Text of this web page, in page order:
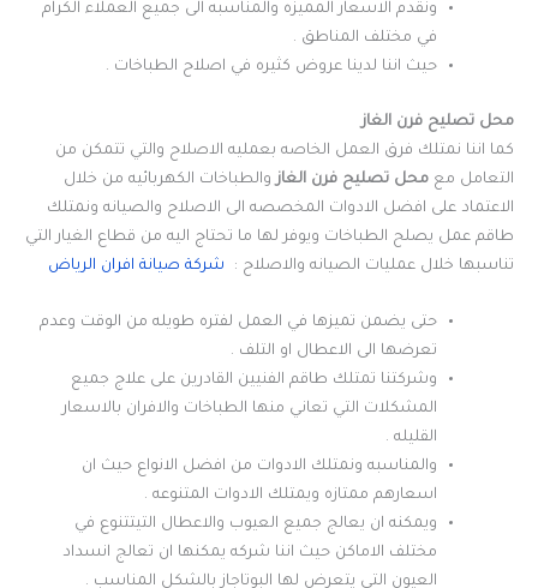
ونقدم الاسعار المميزه والمناسبه الى جميع العملاء الكرام
في مختلف المناطق .
حيث اننا لدينا عروض كثيره في اصلاح الطباخات .
محل تصليح فرن الغاز
كما اننا نمتلك فرق العمل الخاصه بعمليه الاصلاح والتي تتمكن من
التعامل مع محل تصليح فرن الغازوالطباخات الكهربائيه من خلال
الاعتماد على افضل الادوات المخصصه الى الاصلاح والصيانه ونمتلك
طاقم عمل يصلح الطباخات ويوفر لها ما تحتاج اليه من قطاع الغيار التي
تناسبها خلال عمليات الصيانه والاصلاح :
شركة صيانة افران الرياض
حتى يضمن تميزها في العمل لفتره طويله من الوقت وعدم
تعرضها الى الاعطال او التلف .
وشركتنا تمتلك طاقم الفنيين القادرين على علاج جميع
المشكلات التي تعاني منها الطباخات والافران بالاسعار
القليله .
والمناسبه ونمتلك الادوات من افضل الانواع حيث ان
اسعارهم ممتازه ويمتلك الادوات المتنوعه .
ويمكنه ان يعالج جميع العيوب والاعطال التيتتنوع في
مختلف الاماكن حيث اننا شركه يمكنها ان تعالج انسداد
العيون التي يتعرض لها البوتاجاز بالشكل المناسب .